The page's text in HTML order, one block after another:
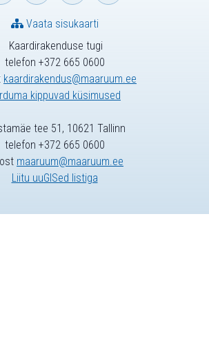
Kaardirakenduse tugi
telefon +372 665 0600
kaardirakendus@maaruum.ee
kippuvad küsimused
Vaata sisukaarti
tee 51, 10621 Tallinn
telefon +372 665 0600
maaruum@maaruum.ee
Liitu uuGISed listiga